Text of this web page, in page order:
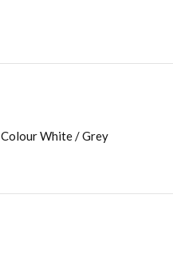
White / Grey